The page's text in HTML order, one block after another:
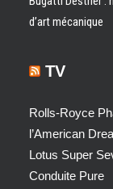
d’art mécanique
TV
Rolls-Royce
l’American
Lotus Super
Conduite Pure